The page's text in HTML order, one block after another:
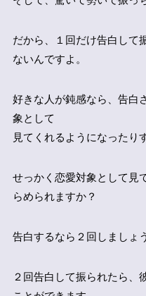
だから、１回だけ告白して
ないんですよ。
好きな人が鈍感なら、告白
象として
見てくれるようになったり
せっかく恋愛対象として見
らめられますか？
告白するなら２回しましょう
２回告白して振られたら、